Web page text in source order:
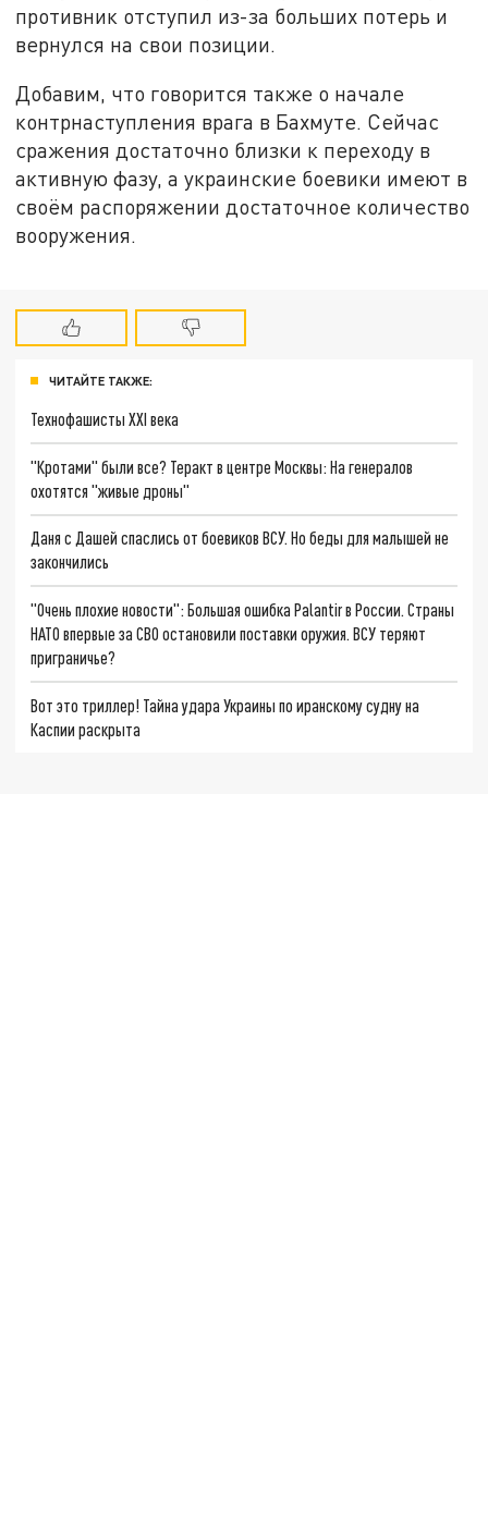
противник отступил из-за больших потерь и
вернулся на свои позиции.
Добавим, что говорится также о начале
контрнаступления врага в Бахмуте. Сейчас
сражения достаточно близки к переходу в
активную фазу, а украинские боевики имеют в
своём распоряжении достаточное количество
вооружения.
ЧИТАЙТЕ ТАКЖЕ:
Технофашисты XXI века
"Кротами" были все? Теракт в центре Москвы: На генералов
охотятся "живые дроны"
Даня с Дашей спаслись от боевиков ВСУ. Но беды для малышей не
закончились
"Очень плохие новости": Большая ошибка Palantir в России. Страны
НАТО впервые за СВО остановили поставки оружия. ВСУ теряют
приграничье?
Вот это триллер! Тайна удара Украины по иранскому судну на
Каспии раскрыта